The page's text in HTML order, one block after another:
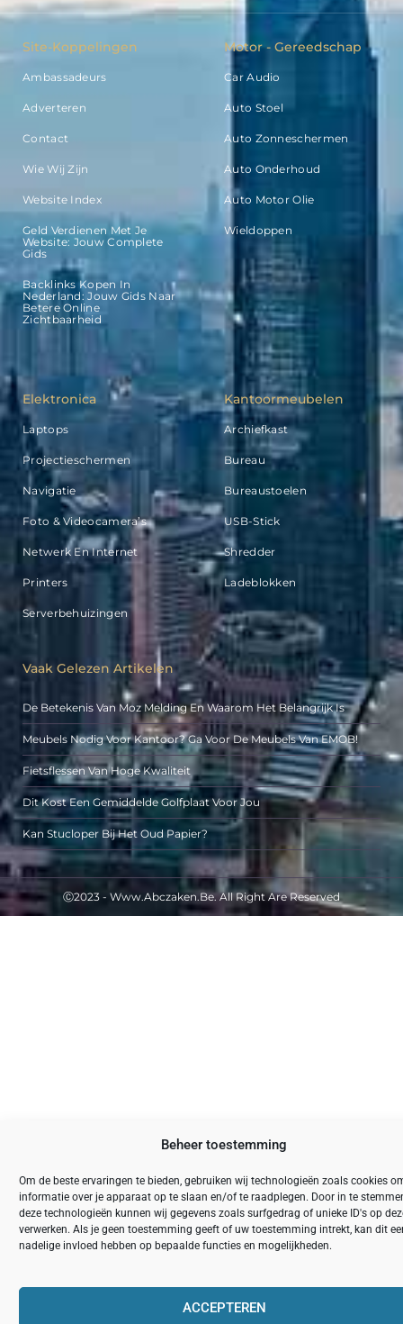
Beheer toestemming
Om de beste ervaringen te bieden, gebruiken wij technologieën zoals cookies
informatie over je apparaat op te slaan en/of te raadplegen. Door in te
deze technologieën kunnen wij gegevens zoals surfgedrag of unieke ID's op
verwerken. Als je geen toestemming geeft of uw toestemming intrekt, kan dit
nadelige invloed hebben op bepaalde functies en mogelijkheden.
ACCEPTEREN
Site-Koppelingen
Ambassadeurs
Adverteren
Contact
Wie Wij Zijn
Website Index
Geld Verdienen Met Je
Website: Jouw Complete
Gids
Backlinks Kopen In
Nederland: Jouw Gids Naar
Betere Online
Zichtbaarheid
Motor - Gereedschap
Car Audio
Auto Stoel
Auto Zonneschermen
Auto Onderhoud
Auto Motor Olie
Wieldoppen
Elektronica
Laptops
Projectieschermen
Navigatie
Foto & Videocamera’s
Netwerk En Internet
Printers
Serverbehuizingen
Kantoormeubelen
Archiefkast
Bureau
Bureaustoelen
USB-Stick
Shredder
Ladeblokken
Vaak Gelezen Artikelen
De Betekenis Van Moz Melding En Waarom Het Belangrijk Is
Meubels Nodig Voor Kantoor? Ga Voor De Meubels Van EMOB!
Fietsflessen Van Hoge Kwaliteit
Dit Kost Een Gemiddelde Golfplaat Voor Jou
Kan Stucloper Bij Het Oud Papier?
Ⓒ2023 - Www.abczaken.be. All Right Are Reserved